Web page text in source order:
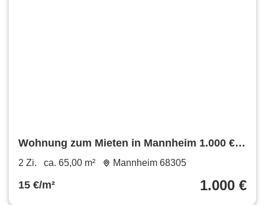
Wohnung zum Mieten in Mannheim 1.000 €
65 m²
2 Zi. ca. 65,00 m² Mannheim 68305
15 €/m² 1.000 €